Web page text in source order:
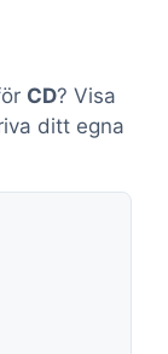
CD? Visa
ditt egna